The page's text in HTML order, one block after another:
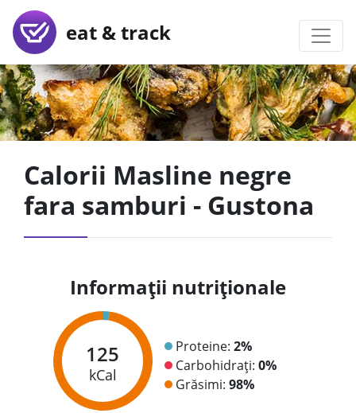
eat & track
Calorii Masline negre
fara samburi - Gustona
Informații nutriționale
125
kCal
Proteine: 2%
Carbohidrați: 0%
Grăsimi: 98%